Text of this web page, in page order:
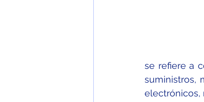
se refiere a
suministros,
electrónicos,